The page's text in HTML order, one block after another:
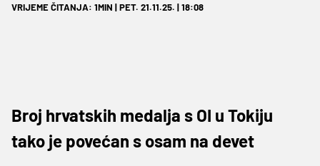
VRIJEME ČITANJA: 1MIN | PET. 21.11.25. | 18:08
Broj hrvatskih medalja s OI u Tokiju
tako je povećan s osam na devet